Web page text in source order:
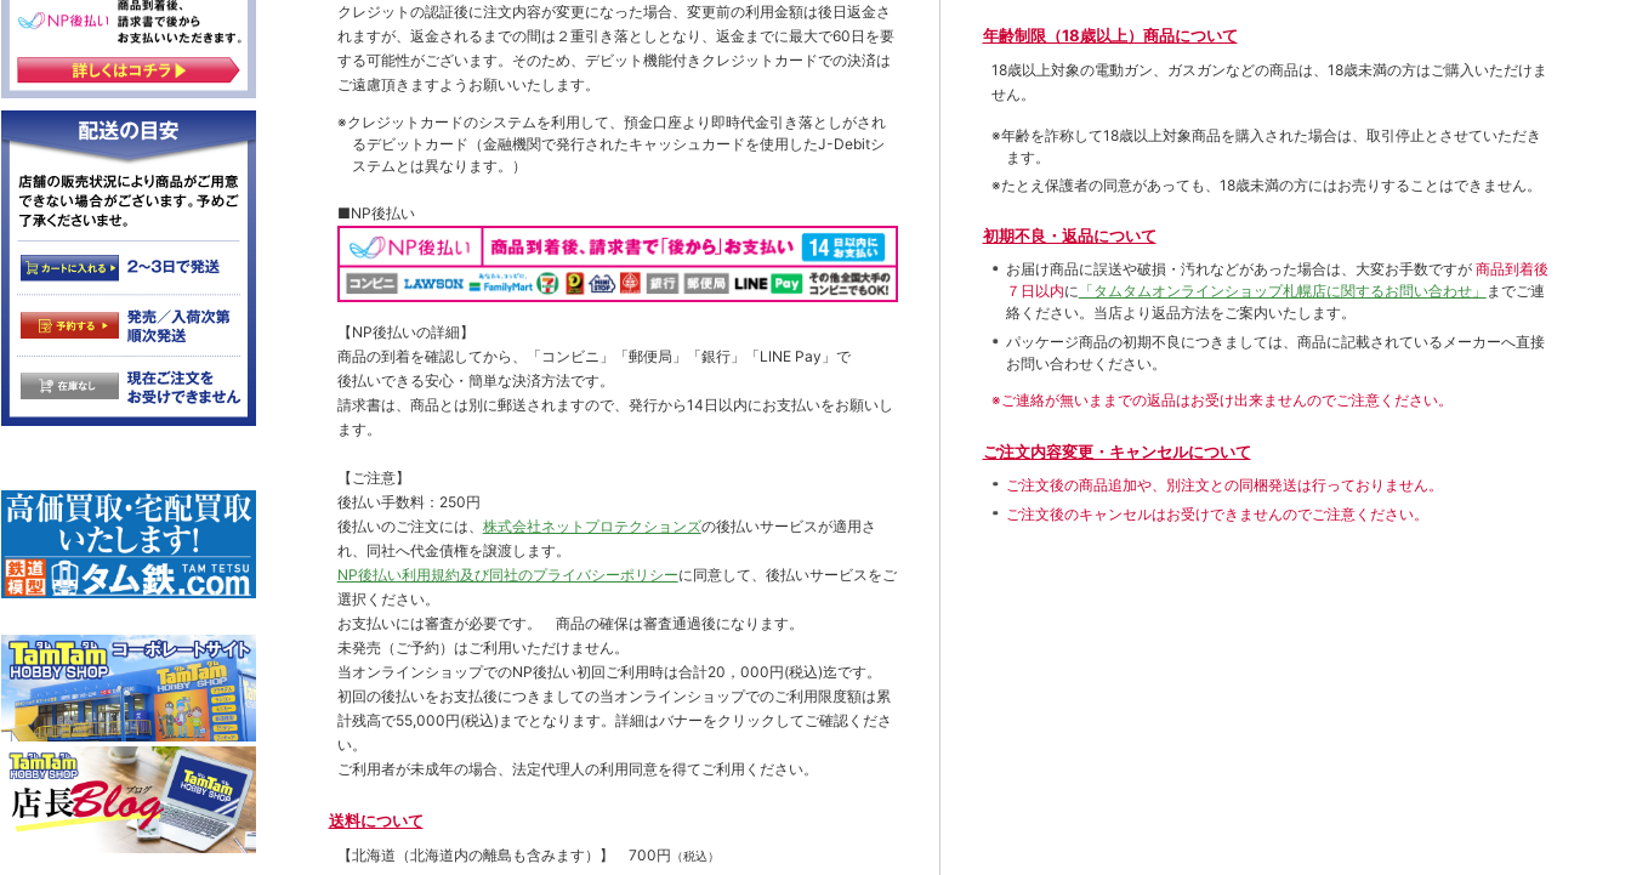
クレジットの認証後に注文内容が変更になった場合、変更前の利用金額は後日返金さ
れますが、返金されるまでの間は２重引き落としとなり、返金までに最大で60日を要
する可能性がございます。そのため、デビット機能付きクレジットカードでの決済は
ご遠慮頂きますようお願いいたします。
※クレジットカードのシステムを利用して、預金口座より即時代金引き落としがされ
るデビットカード（金融機関で発行されたキャッシュカードを使用したJ-Debitシ
ステムとは異なります。）
■NP後払い
【NP後払いの詳細】
商品の到着を確認してから、「コンビニ」「郵便局」「銀行」「LINE Pay」で
後払いできる安心・簡単な決済方法です。
請求書は、商品とは別に郵送されますので、発行から14日以内にお支払いをお願いし
ます。
【ご注意】
後払い手数料：250円
後払いのご注文には、 株式会社ネットプロテクションズの後払いサービスが適用さ
れ、同社へ代金債権を譲渡します。
NP後払い利用規約及び同社のプライバシーポリシーに同意して、後払いサービスをご
選択ください。
お支払いには審査が必要です。 商品の確保は審査通過後になります。
未発売（ご予約）はご利用いただけません。
当オンラインショップでのNP後払い初回ご利用時は合計20，000円(税込)迄です。
初回の後払いをお支払後につきましての当オンラインショップでのご利用限度額は累
計残高で55,000円(税込)までとなります。詳細はバナーをクリックしてご確認くださ
い。
ご利用者が未成年の場合、法定代理人の利用同意を得てご利用ください。
送料について
【北海道（北海道内の離島も含みます）】 700円 （税込）
年齢制限（18歳以上）商品について
18歳以上対象の電動ガン、ガスガンなどの商品は、18歳未満の方はご購入いただけま
せん。
※年齢を詐称して18歳以上対象商品を購入された場合は、取引停止とさせていただき
ます。
※たとえ保護者の同意があっても、18歳未満の方にはお売りすることはできません。
初期不良・返品について
お届け商品に誤送や破損・汚れなどがあった場合は、大変お手数ですが 商品到着後
７日以内に 「タムタムオンラインショップ札幌店に関するお問い合わせ」 までご連
絡ください。当店より返品方法をご案内いたします。
パッケージ商品の初期不良につきましては、商品に記載されているメーカーへ直接
お問い合わせください。
※ご連絡が無いままでの返品はお受け出来ませんのでご注意ください。
ご注文内容変更・キャンセルについて
ご注文後の商品追加や、別注文との同梱発送は行っておりません。
ご注文後のキャンセルはお受けできませんのでご注意ください。